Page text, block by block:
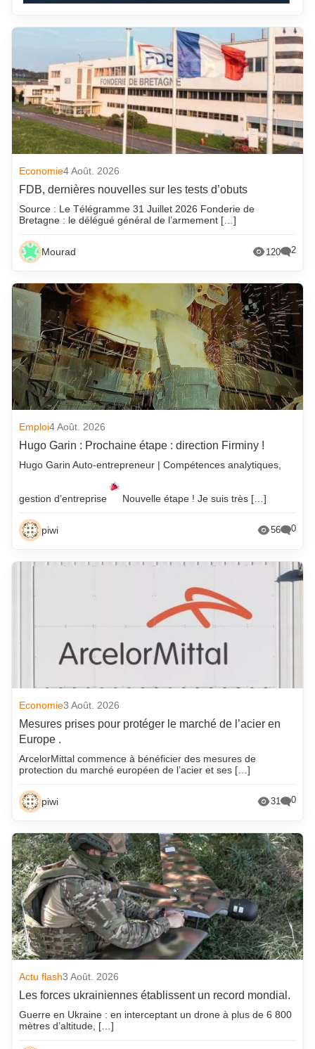
Economie4 Août. 2026
FDB, dernières nouvelles sur les tests d’obuts
Source : Le Télégramme 31 Juillet 2026 Fonderie de
Bretagne : le délégué général de l’armement […]
Mourad 120 2
Emploi4 Août. 2026
Hugo Garin : Prochaine étape : direction Firminy !
Hugo Garin Auto-entrepreneur | Compétences analytiques,
gestion d’entreprise Nouvelle étape ! Je suis très […]
piwi 56 0
Economie3 Août. 2026
Mesures prises pour protéger le marché de l’acier en
Europe .
ArcelorMittal commence à bénéficier des mesures de
protection du marché européen de l’acier et ses […]
piwi 31 0
Actu flash3 Août. 2026
Les forces ukrainiennes établissent un record mondial.
Guerre en Ukraine : en interceptant un drone à plus de 6 800
mètres d’altitude, […]